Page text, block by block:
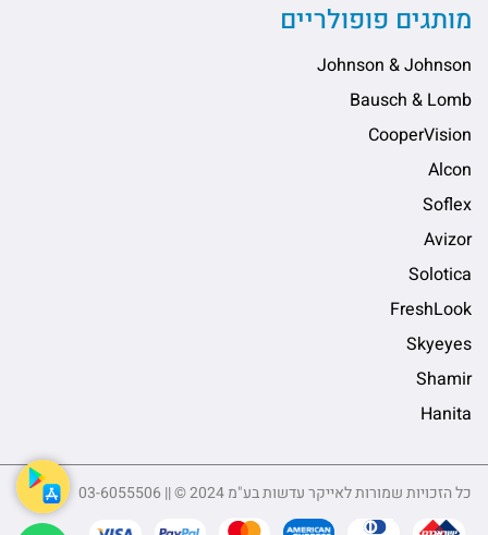
מותגים פופולריים
Johnson & Johnson
Bausch & Lomb
CooperVision
Alcon
Soflex
Avizor
Solotica
FreshLook
Skyeyes
Shamir
Hanita
כל הזכויות שמורות לאייקר עדשות בע"מ 2024 © || 03-6055506